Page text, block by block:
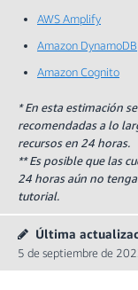
AWS Amplify
Amazon DynamoDB
Amazon Cognito
* En esta estimación
recomendadas a lo
recursos en 24 horas.
** Es posible que las
24 horas aún no
tutorial.
Última
5 de septiembre de